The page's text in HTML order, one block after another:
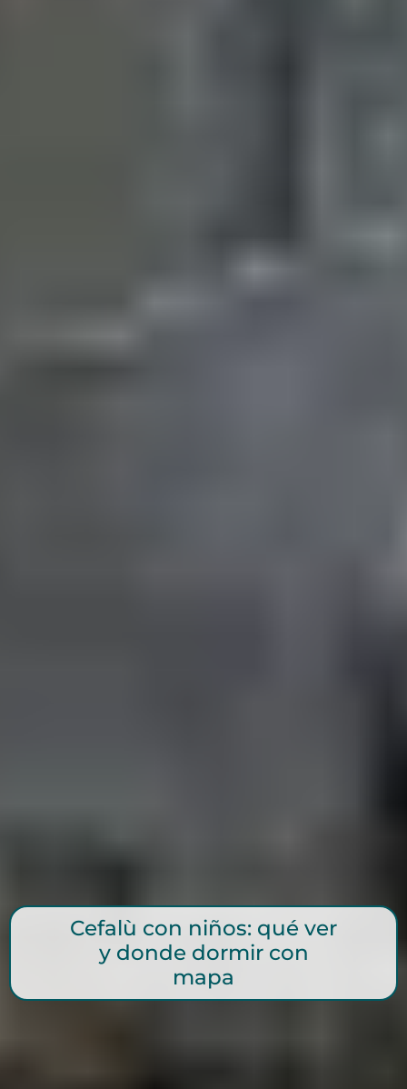
Cefalù con niños: qué ver
y donde dormir con
mapa